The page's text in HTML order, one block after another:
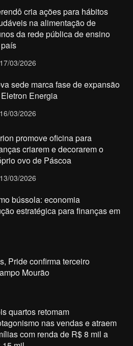
cria ações para hábitos
na alimentação de
da rede pública de ensino
17/03/2026
sede marca fase de expansão
Energia
16/03/2026
promove oficina para
criarem e decorarem o
ovo de Páscoa
13/03/2026
bússola: economia
estratégica para finanças em
Pride confirma terceiro
Mourão
quartos retomam
nas vendas e atraem
com renda de R$ 8 mil a